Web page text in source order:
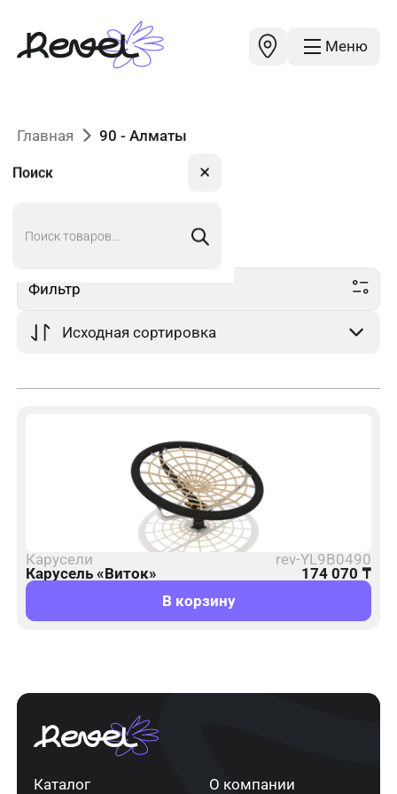
Меню
Поиск ✕
Главная 90 - Алматы
90в Алматы
Фильтр
Карусели
rev-YL9B0490
Карусель «Виток»
174 070 ₸
В корзину
Каталог О компании